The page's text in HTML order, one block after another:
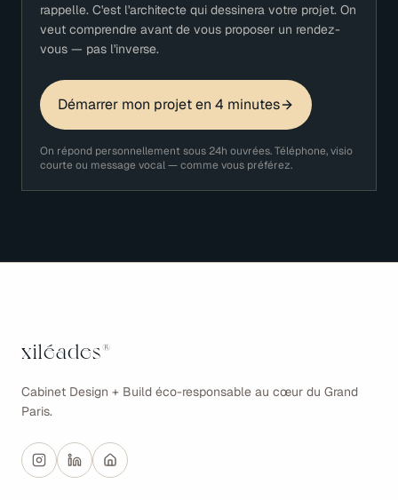
rappelle. C'est l'architecte qui dessinera votre projet. On
veut comprendre avant de vous proposer un rendez-
vous — pas l'inverse.
Démarrer mon projet en 4 minutes
On répond personnellement sous 24h ouvrées. Téléphone, visio
courte ou message vocal — comme vous préférez.
xiléades ®
Cabinet Design + Build éco-responsable au cœur du Grand
Paris.